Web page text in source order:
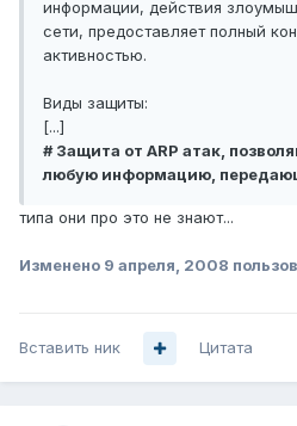
информации, действия
сети, предоставляет полный
активностью.
Виды защиты:
[...]
# Защита от ARP атак,
любую информацию,
типа они про это не знают...
Изменено 9 апреля, 2008
Вставить ник Цитата